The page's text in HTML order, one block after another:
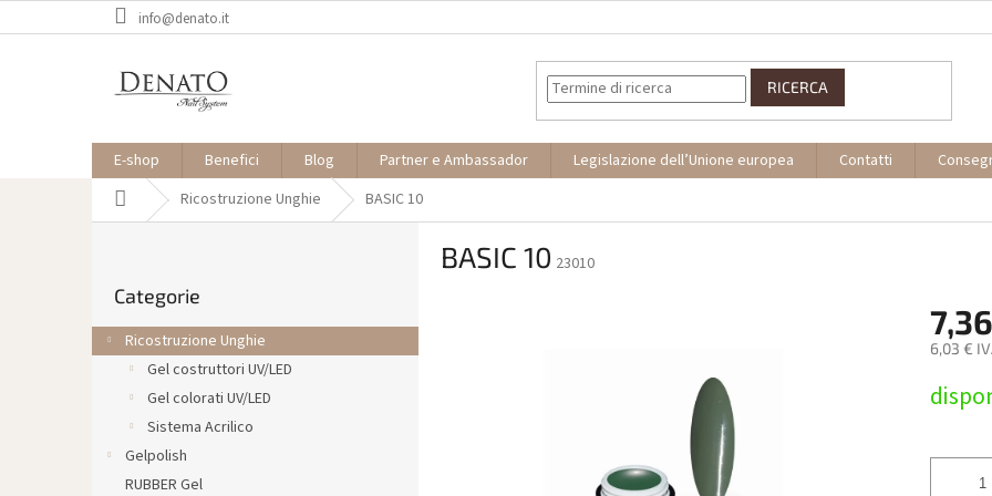
al
info@denato.it
RICERCA
E-shop Benefici Blog Partner e Ambassador Legislazione dell’Unione europea Contatti
Casa Ricostruzione Unghie BASIC 10
a
l
le
Categorie
Ricostruzione Unghie
Gel costruttori UV/LED
Gel colorati UV/LED
Sistema Acrilico
Gelpolish
RUBBER Gel
BASIC 10 23010
6,03 €
della